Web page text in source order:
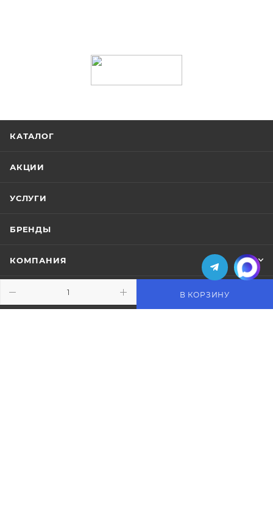
В КОРЗИНУ
КАТАЛОГ
АКЦИИ
УСЛУГИ
БРЕНДЫ
КОМПАНИЯ
ИНФОРМАЦИЯ